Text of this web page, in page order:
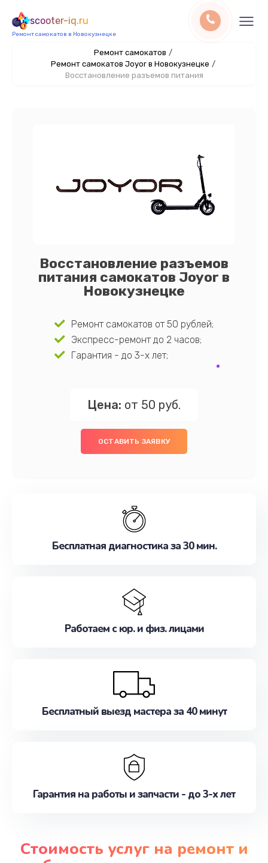
scooter-iq.ru
Ремонт самокатов в Новокузнецке
Ремонт самокатов /
Ремонт самокатов Joyor в Новокузнецке /
Восстановление разъемов питания
Восстановление разъемов
питания самокатов Joyor в
Новокузнецке
Ремонт самокатов от 50 рублей;
Экспресс-ремонт до 2 часов;
Гарантия - до 3-х лет;
Цена: от 50 руб.
ОСТАВИТЬ ЗАЯВКУ
Бесплатная диагностика за 30 мин.
Работаем с юр. и физ. лицами
Бесплатный выезд мастера за 40 минут
Гарантия на работы и запчасти - до 3-х лет
Стоимость услуг на ремонт и